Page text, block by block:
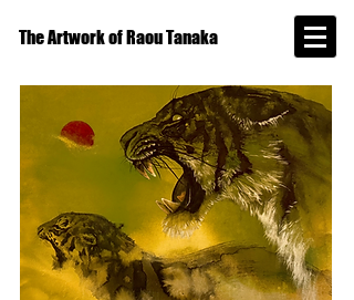
The Artwork of Raou Tanaka